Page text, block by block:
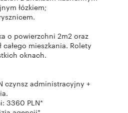
łózkiem;
o powierzchni 2m2 oraz
mieszkania. Rolety
oknach.
czynsz administracyjny +
3360 PLN*